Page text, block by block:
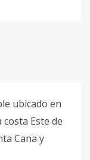
ubicado en
Este de
Cana y